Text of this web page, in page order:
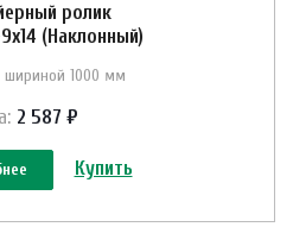
ролик
(Наклонный)
шириной 1000 мм
2 587 ₽
Купить